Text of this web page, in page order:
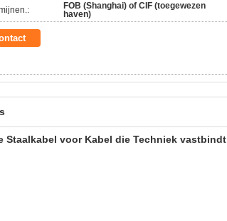
FOB (Shanghai) of CIF (toegewezen
haven)
Staalkabel voor Kabel die Techniek vastbindt